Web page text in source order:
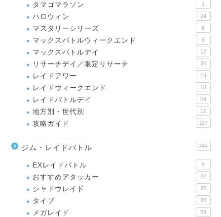
タマゴマラソン 1
ハロウィン 24
マスタリーシリーズ 8
マックスバトルウィークエンド 6
マックスバトルデイ 12
リサーチデイ／限定リサーチ 30
レイドアワー 14
レイドウィークエンド 18
レイドバトルデイ 54
地方別・世代別 17
攻略ガイド 127
ジム・レイドバトル 344
EXレイドバトル 9
おすすめアタッカー 22
シャドウレイド 25
タイプ 20
メガレイド 59